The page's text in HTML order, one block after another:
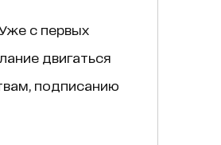
с первых
двигаться
подписанию